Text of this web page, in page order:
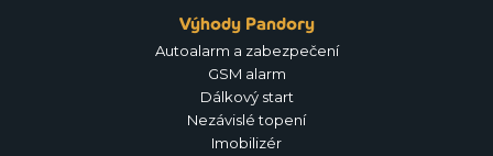
Výhody Pandory
Autoalarm a zabezpečení
GSM alarm
Dálkový start
Nezávislé topení
Imobilizér